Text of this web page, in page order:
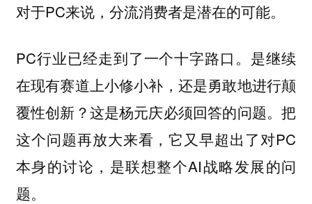
对于PC来说，分流消费者是潜在的可能。
PC行业已经走到了一个十字路口。是继续
在现有赛道上小修小补，还是勇敢地进行颠
覆性创新？这是杨元庆必须回答的问题。把
这个问题再放大来看，它又早超出了对PC
本身的讨论，是联想整个AI战略发展的问
题。